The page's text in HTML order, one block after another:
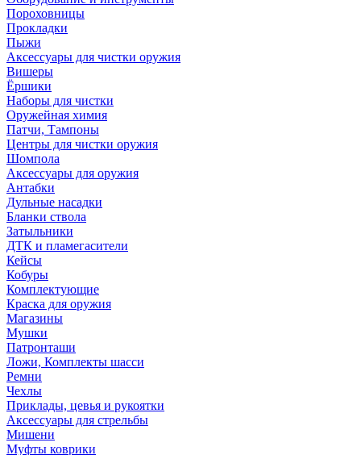
Пороховницы
Прокладки
Пыжи
Аксессуары для чистки оружия
Вишеры
Ёршики
Наборы для чистки
Оружейная химия
Патчи, Тампоны
Центры для чистки оружия
Шомпола
Аксессуары для оружия
Антабки
Дульные насадки
Бланки ствола
Затыльники
ДТК и пламегасители
Кейсы
Кобуры
Комплектующие
Краска для оружия
Магазины
Мушки
Патронташи
Ложи, Комплекты шасси
Ремни
Чехлы
Приклады, цевья и рукоятки
Аксессуары для стрельбы
Мишени
Муфты коврики